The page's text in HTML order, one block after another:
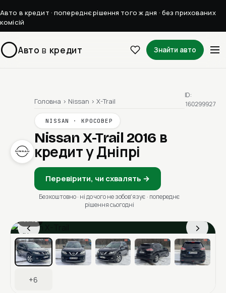
Авто в кредит · попереднє рішення того ж дня · без прихованих
комісій
Авто в кредит Знайти авто
Головна › Nissan › X-Trail
NISSAN · КРОСОВЕР
Nissan X-Trail 2016 в
кредит у Дніпрі
Перевірити, чи схвалять →
Безкоштовно · ні до чого не зобовʼязує · попереднє
рішення сьогодні
ID:
160299927
‹ ›
1 / 13
Ціна в місяць
+6